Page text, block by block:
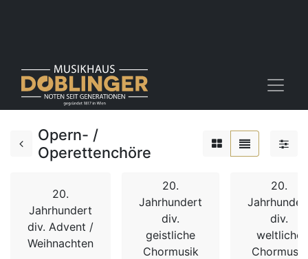
Opern- /
Operettenchöre
20.
Jahrhundert
div. Advent /
Weihnachten
20.
Jahrhundert
div.
geistliche
Chormusik
20.
div.
weltliche
Chormusik